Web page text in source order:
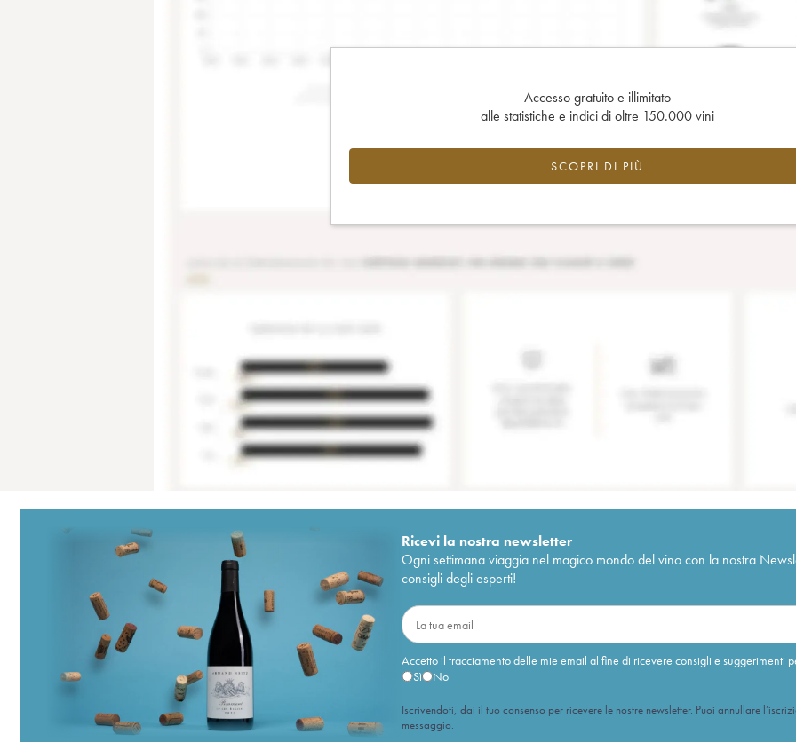
Accesso gratuito e illimitato
alle statistiche e indici di oltre 150.000 vini
SCOPRI DI PIÙ
Ricevi la nostra newsletter
Ogni settimana viaggia nel magico mondo del vino con la nostra
consigli degli esperti!
Accetto il tracciamento delle mie email al fine di ricevere consigli e suggerimenti
Sì
No
Iscrivendoti, dai il tuo consenso per ricevere le nostre newsletter. Puoi annullare
messaggio.